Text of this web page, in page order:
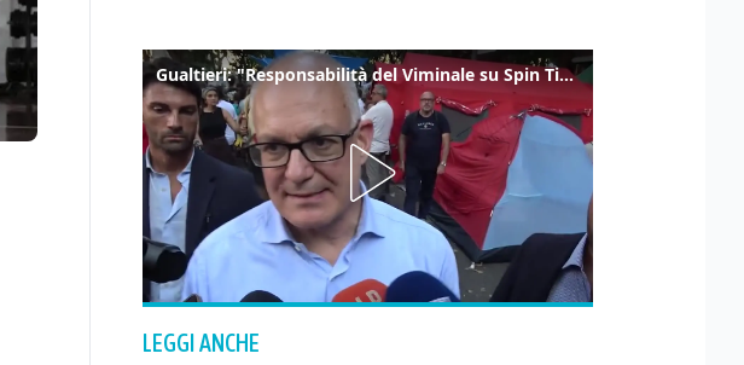
Gualtieri: "Responsabilità del Viminale su Spin Time? La posizione dei partiti è nota"
LEGGI ANCHE